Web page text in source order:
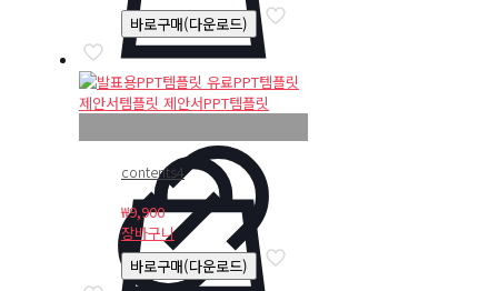
바로구매(다운로드)
contents4
₩9,900
장바구니
바로구매(다운로드)